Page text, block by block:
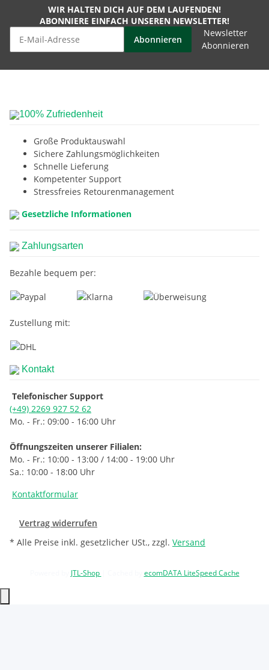
WIR HALTEN DICH AUF DEM LAUFENDEN!
ABONNIERE EINFACH UNSEREN NEWSLETTER!
Abonnieren
Newsletter
Abonnieren
100% Zufriedenheit
Große Produktauswahl
Sichere Zahlungsmöglichkeiten
Schnelle Lieferung
Kompetenter Support
Stressfreies Retourenmanagement
Gesetzliche Informationen
Zahlungsarten
Bezahle bequem per:
Zustellung mit:
Kontakt
Telefonischer Support
(+49) 2269 927 52 62
Mo. - Fr.: 09:00 - 16:00 Uhr
Öffnungszeiten unserer Filialen:
Mo. - Fr.: 10:00 - 13:00 / 14:00 - 19:00 Uhr
Sa.: 10:00 - 18:00 Uhr
Kontaktformular
Vertrag widerrufen
* Alle Preise inkl. gesetzlicher USt., zzgl. Versand
JTL-Shop ecomDATA LiteSpeed Cache